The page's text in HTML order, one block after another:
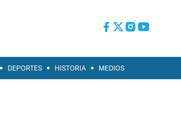
DEPORTES HISTORIA MEDIOS